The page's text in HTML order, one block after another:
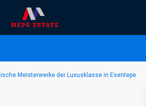
Meisterwerke der Luxusklasse in Esentepe